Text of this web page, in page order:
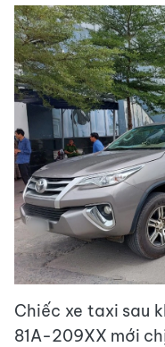
Chiếc xe taxi sau
81A-209XX mới